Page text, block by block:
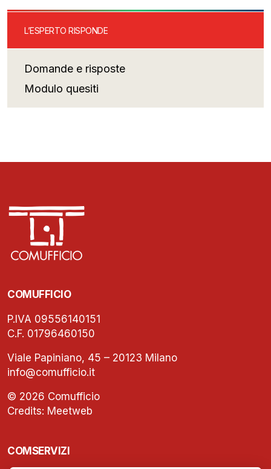
L’ESPERTO RISPONDE
Domande e risposte
Modulo quesiti
COMUFFICIO
P.IVA 09556140151
C.F. 01796460150
Viale Papiniano, 45 – 20123 Milano
info@comufficio.it
© 2026 Comufficio
Credits: Meetweb
COMSERVIZI